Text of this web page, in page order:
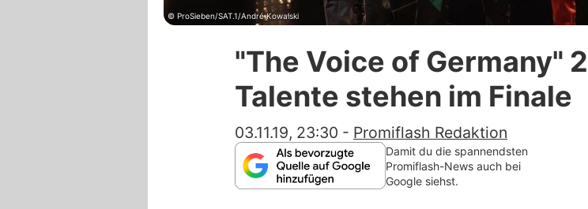
Utiq verwalten
© ProSieben/SAT.1/André Kowalski
"The Voice of Germany"
Talente stehen im Finale
03.11.19, 23:30 - Promiflash Redaktion
Damit du die spannendsten
Promiflash-News auch bei
Google siehst.